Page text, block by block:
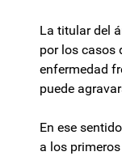
La titular del
por los casos
enfermedad
puede
En ese
a los